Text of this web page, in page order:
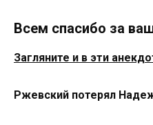
Всем спасибо за
Загляните и в эти
Ржевский потерял